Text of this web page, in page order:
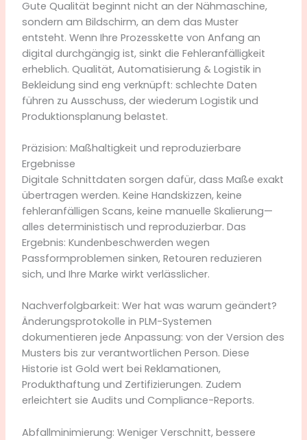
Gute Qualität beginnt nicht an der Nähmaschine,
sondern am Bildschirm, an dem das Muster
entsteht. Wenn Ihre Prozesskette von Anfang an
digital durchgängig ist, sinkt die Fehleranfälligkeit
erheblich. Qualität, Automatisierung & Logistik in
Bekleidung sind eng verknüpft: schlechte Daten
führen zu Ausschuss, der wiederum Logistik und
Produktionsplanung belastet.
Präzision: Maßhaltigkeit und reproduzierbare
Ergebnisse
Digitale Schnittdaten sorgen dafür, dass Maße exakt
übertragen werden. Keine Handskizzen, keine
fehleranfälligen Scans, keine manuelle Skalierung—
alles deterministisch und reproduzierbar. Das
Ergebnis: Kundenbeschwerden wegen
Passformproblemen sinken, Retouren reduzieren
sich, und Ihre Marke wirkt verlässlicher.
Nachverfolgbarkeit: Wer hat was warum geändert?
Änderungsprotokolle in PLM-Systemen
dokumentieren jede Anpassung: von der Version des
Musters bis zur verantwortlichen Person. Diese
Historie ist Gold wert bei Reklamationen,
Produkthaftung und Zertifizierungen. Zudem
erleichtert sie Audits und Compliance-Reports.
Abfallminimierung: Weniger Verschnitt, bessere